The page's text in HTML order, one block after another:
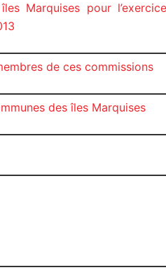
Marquises pour
de ces commissions
des îles Marquises